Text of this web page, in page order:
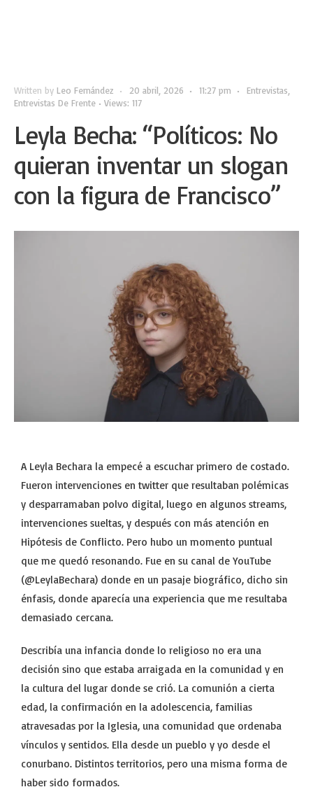
Written by Leo Fernández • 20 abril, 2026 • 11:27 pm • Entrevistas
Entrevistas De Frente • Views: 117
Leyla Becha: “Políticos: No
quieran inventar un slogan
con la figura de Francisco”
A Leyla Bechara la empecé a escuchar primero de costado.
Fueron intervenciones en twitter que resultaban polémicas
y desparramaban polvo digital, luego en algunos streams,
intervenciones sueltas, y después con más atención en
Hipótesis de Conflicto. Pero hubo un momento puntual
que me quedó resonando. Fue en su canal de YouTube
(@LeylaBechara) donde en un pasaje biográfico, dicho sin
énfasis, donde aparecía una experiencia que me resultaba
demasiado cercana.
Describía una infancia donde lo religioso no era una
decisión sino que estaba arraigada en la comunidad y en
la cultura del lugar donde se crió. La comunión a cierta
edad, la confirmación en la adolescencia, familias
atravesadas por la Iglesia, una comunidad que ordenaba
vínculos y sentidos. Ella desde un pueblo y yo desde el
conurbano. Distintos territorios, pero una misma forma de
haber sido formados.